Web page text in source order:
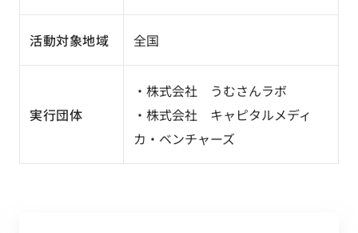
活動対象地域 全国
実行団体
・株式会社 うむさんラボ
・株式会社 キャピタルメディ
カ・ベンチャーズ